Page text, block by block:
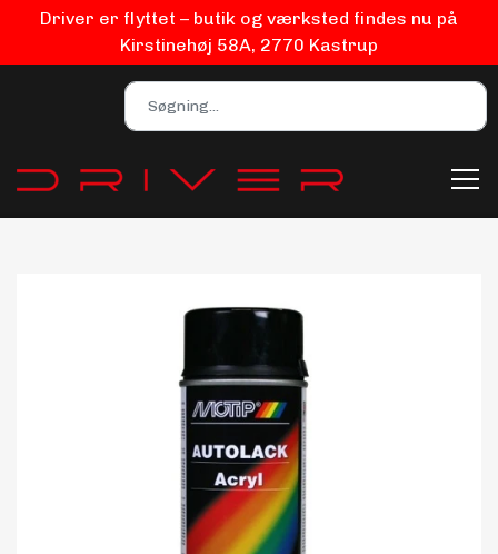
Driver er flyttet – butik og værksted findes nu på
Kirstinehøj 58A, 2770 Kastrup
Biludstyr
EV Udstyr
Maling